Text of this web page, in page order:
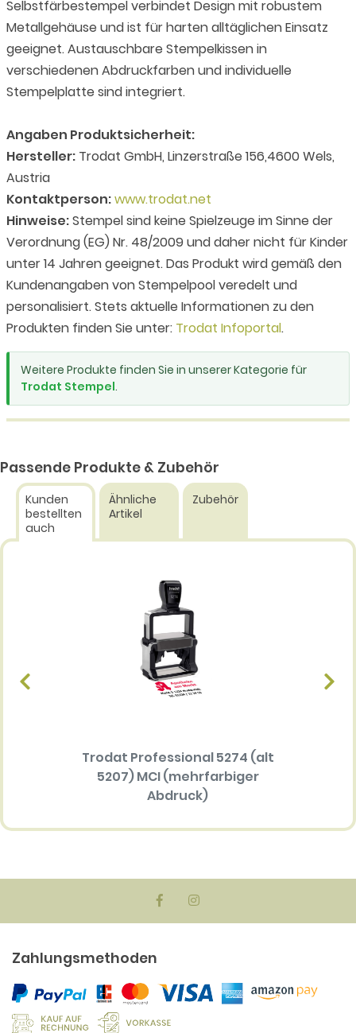
Selbstfärbestempel verbindet Design mit robustem
Metallgehäuse und ist für harten alltäglichen Einsatz
geeignet. Austauschbare Stempelkissen in
verschiedenen Abdruckfarben und individuelle
Stempelplatte sind integriert.
Angaben Produktsicherheit:
Hersteller: Trodat GmbH, Linzerstraße 156,4600 Wels,
Austria
Kontaktperson:www.trodat.net
Hinweise:Stempel sind keine Spielzeuge im Sinne der
Verordnung (EG) Nr. 48/2009 und daher nicht für Kinder
unter 14 Jahren geeignet. Das Produkt wird gemäß den
Kundenangaben von Stempelpool veredelt und
personalisiert. Stets aktuelle Informationen zu den
Produkten finden Sie unter: Trodat Infoportal.
Weitere Produkte finden Sie in unserer Kategorie für
Trodat Stempel.
Passende Produkte & Zubehör
Kunden
bestellten
auch
Ähnliche
Artikel
Zubehör
Trodat Professional 5274 (alt
5207) MCI (mehrfarbiger
Abdruck)
Zahlungsmethoden